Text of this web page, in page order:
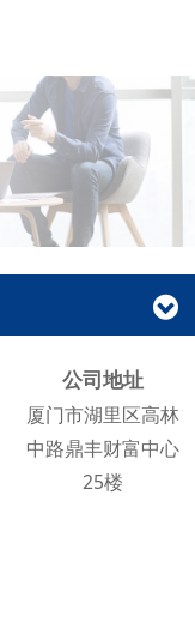
公司地址
厦门市湖里区高林
中路鼎丰财富中心
25楼